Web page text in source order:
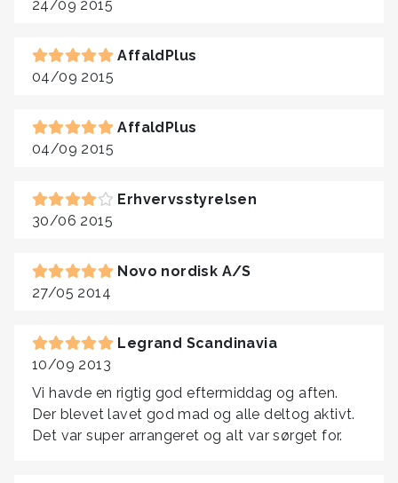
24/09 2015
AffaldPlus
04/09 2015
AffaldPlus
04/09 2015
Erhvervsstyrelsen
30/06 2015
Novo nordisk A/S
27/05 2014
Legrand Scandinavia
10/09 2013
Vi havde en rigtig god eftermiddag og aften.
Der blevet lavet god mad og alle deltog aktivt.
Det var super arrangeret og alt var sørget for.